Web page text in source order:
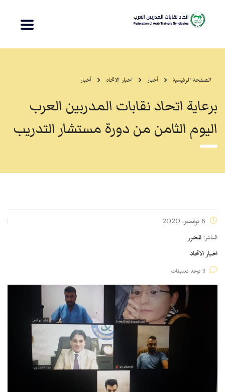
الصفحة الرئيسية أخبار اخبار الاتحاد أخبار
برعاية اتحاد نقابات المدربين العرب
اليوم الثامن من دورة مستشار التدريب
الناشر: المحرر
اخبار الاتحاد
لا توجد تعليقات